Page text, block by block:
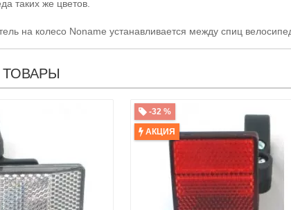
таких же цветов.
на колесо Noname устанавливается между спиц
-32 %
АКЦИЯ